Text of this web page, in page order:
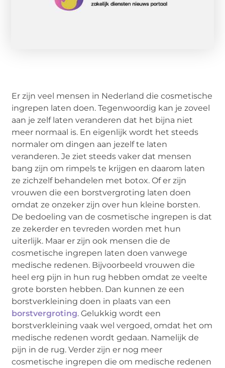
Er zijn veel mensen in Nederland die cosmetische
ingrepen laten doen. Tegenwoordig kan je zoveel
aan je zelf laten veranderen dat het bijna niet
meer normaal is. En eigenlijk wordt het steeds
normaler om dingen aan jezelf te laten
veranderen. Je ziet steeds vaker dat mensen
bang zijn om rimpels te krijgen en daarom laten
ze zichzelf behandelen met botox. Of er zijn
vrouwen die een borstvergroting laten doen
omdat ze onzeker zijn over hun kleine borsten.
De bedoeling van de cosmetische ingrepen is dat
ze zekerder en tevreden worden met hun
uiterlijk. Maar er zijn ook mensen die de
cosmetische ingrepen laten doen vanwege
medische redenen. Bijvoorbeeld vrouwen die
heel erg pijn in hun rug hebben omdat ze veelte
grote borsten hebben. Dan kunnen ze een
borstverkleining doen in plaats van een
borstvergroting. Gelukkig wordt een
borstverkleining vaak wel vergoed, omdat het om
medische redenen wordt gedaan. Namelijk de
pijn in de rug. Verder zijn er nog meer
cosmetische ingrepen die om medische redenen